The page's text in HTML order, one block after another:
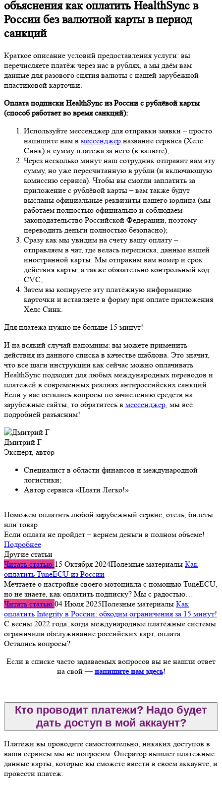
объяснения как оплатить HealthSync в
России без валютной карты в период
санкций
Краткое описание условий предоставления услуги: вы
перечисляете платёж через нас в рублях, а мы даём вам
данные для разового снятия валюты с нашей зарубежной
пластиковой карточки.
Оплата подписки HealthSync из России с рублёвой карты
(способ работает во время санкций):
Используйте мессенджер для отправки заявки – просто
напишите нам в мессенджер название сервиса (Хелс
Синк) и сумму платежа за него (в валюте);
Через несколько минут наш сотрудник отправит вам эту
сумму, но уже пересчитанную в рубли (и включающую
комиссию сервиса). Чтобы вы смогли заплатить за
приложение с рублёвой карты – вам также будут
высланы официальные реквизиты нашего юрлица (мы
работаем полностью официально и соблюдаем
законодательство Российской Федерации, поэтому
переводить деньги полностью безопасно);
Сразу как мы увидим на счету вашу оплату –
отправляем в чат, где велась переписка, данные нашей
иностранной карты. Мы отправим вам номер и срок
действия карты, а также обязательно контрольный код
CVC;
Затем вы копируете эту платёжную информацию
карточки и вставляете в форму при оплате приложения
Хелс Синк.
Для платежа нужно не больше 15 минут!
И на всякий случай напомним: вы можете применить
действия из данного списка в качестве шаблона. Это значит,
что все шаги инструкции как сейчас можно оплачивать
HealthSync подходят для любых международных переводов и
платежей в современных реалиях антироссийских санкций.
Если у вас остались вопросы по зачислению средств на
зарубежные сайты, то обратитесь в мессенджер, мы всё
подробней разъясним!
Дмитрий Г
Эксперт, автор
Специалист в области финансов и международной
логистики;
Автор сервиса «Плати Легко!»
Поможем оплатить любой зарубежный сервис, отель, билеты
или товар
Если оплата не пройдет – вернем деньги в полном объеме!
Подробнее
Другие статьи
Читать статью 15 Октября 2024Полезные материалы Как
оплатить TuneECU из России
Мечтаете о настройке своего мотоцикла с помощью TuneECU,
но не знаете, как оплатить подписку? Мы с радостью…
Читать статью 04 Июля 2025Полезные материалы Как
оплатить Integrity в России: обходим ограничения за 15 минут!
С весны 2022 года, когда международные платёжные системы
ограничили обслуживание российских карт, оплата…
Остались вопросы?
Если в списке часто задаваемых вопросов вы не нашли ответ
на свой —напишите нам здесь!
Кто проводит платежи? Надо будет
дать доступ в мой аккаунт?
Платежи вы проводите самостоятельно, никаких доступов в
ваши сервисы мы не попросим. Оператор вышлет платежные
данные карты, которые вы сможете ввести в своем аккаунте, и
провести платеж.